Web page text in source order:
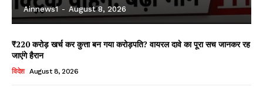
Ainnews1 - August 8, 2026
₹220 करोड़ खर्च कर कुत्ता बन गया करोड़पति? वायरल दावे का पूरा सच जानकर रह
जाएंगे हैरान
विदेश August 8, 2026